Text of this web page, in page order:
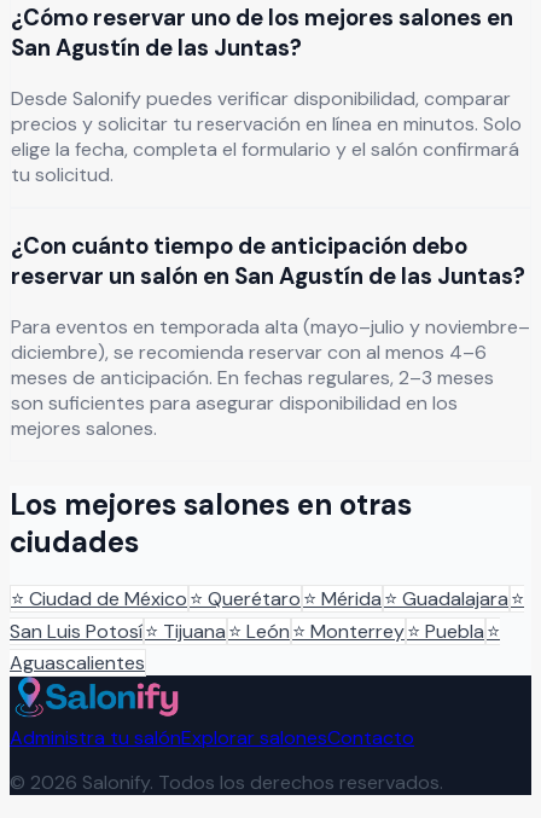
¿Cómo reservar uno de los mejores salones en
San Agustín de las Juntas?
Desde Salonify puedes verificar disponibilidad, comparar
precios y solicitar tu reservación en línea en minutos. Solo
elige la fecha, completa el formulario y el salón confirmará
tu solicitud.
¿Con cuánto tiempo de anticipación debo
reservar un salón en San Agustín de las Juntas?
Para eventos en temporada alta (mayo–julio y noviembre–
diciembre), se recomienda reservar con al menos 4–6
meses de anticipación. En fechas regulares, 2–3 meses
son suficientes para asegurar disponibilidad en los
mejores salones.
Los mejores salones en otras
ciudades
⭐ Ciudad de México⭐ Querétaro⭐ Mérida⭐ Guadalajara⭐
San Luis Potosí⭐ Tijuana⭐ León⭐ Monterrey⭐ Puebla⭐
Aguascalientes
Administra tu salónExplorar salonesContacto
© 2026 Salonify. Todos los derechos reservados.